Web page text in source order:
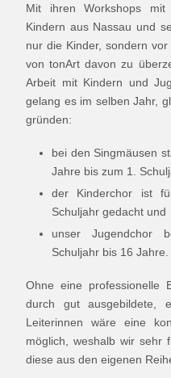
Mit ihren Workshops
Kindern aus Nassau und
nur die Kinder, sondern
von tonArt davon zu
Arbeit mit Kindern und
gelang es im selben Jahr,
gründen:
bei den Singmäusen
Jahre bis zum 1.
der Kinderchor ist
Schuljahr gedacht und
unser Jugendchor
Schuljahr bis 16 Jahre.
Ohne eine professionelle
durch gut ausgebildete,
Leiterinnen wäre eine
möglich, weshalb wir sehr
diese aus den eigenen